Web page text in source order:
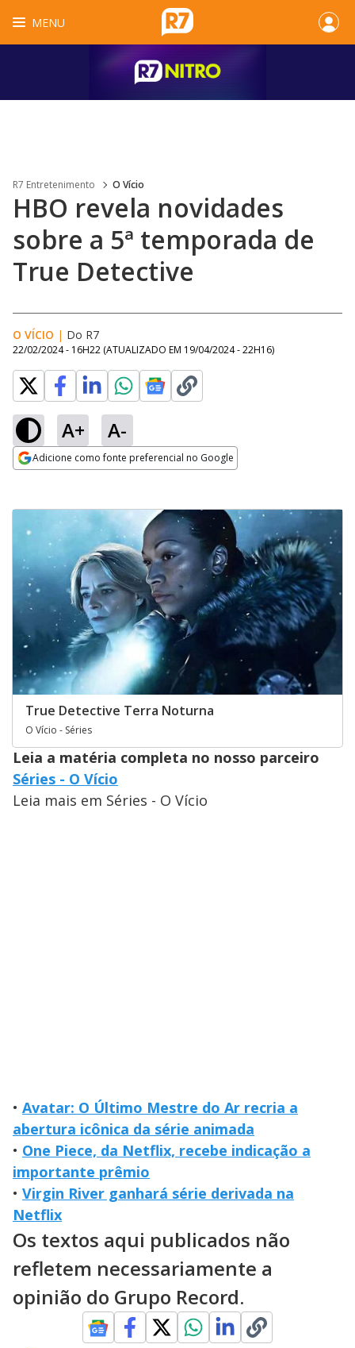
MENU
R7 Entretenimento O Vício
HBO revela novidades
sobre a 5ª temporada de
True Detective
O VÍCIO | Do R7
22/02/2024 - 16H22 (ATUALIZADO EM 19/04/2024 - 22H16)
A+ A-
Adicione como fonte preferencial no Google
True Detective Terra Noturna
O Vício - Séries
Leia a matéria completa no nosso parceiro
Séries - O Vício
Leia mais em Séries - O Vício
• Avatar: O Último Mestre do Ar recria a
abertura icônica da série animada
• One Piece, da Netflix, recebe indicação a
importante prêmio
• Virgin River ganhará série derivada na
Netflix
Os textos aqui publicados não
refletem necessariamente a
opinião do Grupo Record.